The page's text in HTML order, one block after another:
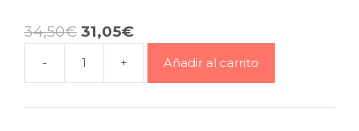
34,50€ 31,05€
-
Cuadro
You
are
+ Añadir al carrito